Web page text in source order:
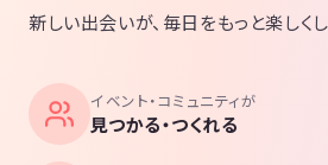
新しい出会いが、毎日をもっと楽しくし
イベント・コミュニティが
見つかる・つくれる